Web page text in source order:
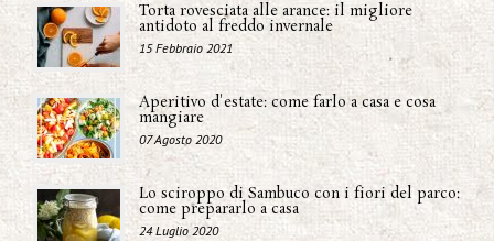
Torta rovesciata alle arance: il migliore
antidoto al freddo invernale
15 Febbraio 2021
Aperitivo d'estate: come farlo a casa e cosa
mangiare
07 Agosto 2020
Lo sciroppo di Sambuco con i fiori del parco:
come prepararlo a casa
24 Luglio 2020